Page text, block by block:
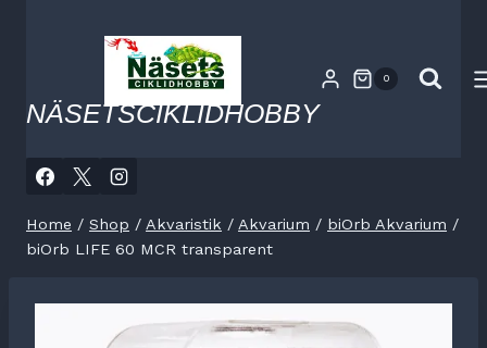
NÄSETSCIKLIDHOBBY
0
Home / Shop / Akvaristik / Akvarium / biOrb Akvarium /
biOrb LIFE 60 MCR transparent